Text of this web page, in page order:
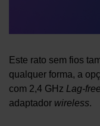
Este rato sem fios
qualquer forma, a
com 2,4 GHz Lag-free
adaptador wireless.